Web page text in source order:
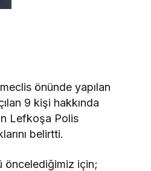
önünde yapılan
9 kişi hakkında
Lefkoşa Polis
belirtti.
öncelediğimiz için;